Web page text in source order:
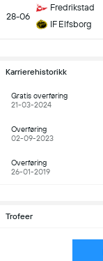
28-06
Fredrikstad
IF Elfsborg
Karrierehistorikk
Gratis overføring
21-03-2024
Overføring
02-09-2023
Overføring
26-01-2019
Trofeer